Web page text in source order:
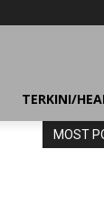
TERKINI/
MOST